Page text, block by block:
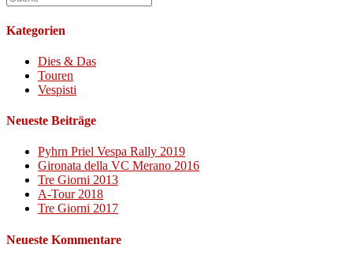
Kategorien
Dies & Das
Touren
Vespisti
Neueste Beiträge
Pyhrn Priel Vespa Rally 2019
Gironata della VC Merano 2016
Tre Giorni 2013
A-Tour 2018
Tre Giorni 2017
Neueste Kommentare